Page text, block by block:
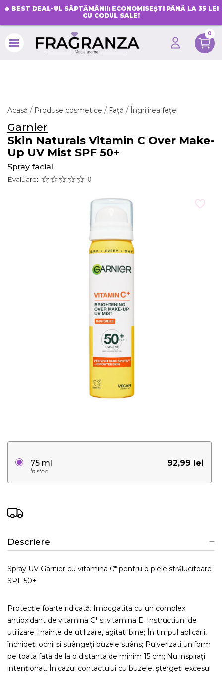
🔥 BEST DEAL-UL SĂPTĂMÂNII: ECONOMISEȘTI PÂNĂ LA 35 LEI
CU CODUL SALE!
0
Acasă Produse cosmetice Față Îngrijirea feței
Garnier
Skin Naturals Vitamin C Over Make-
Up UV Mist SPF 50+
Spray facial
Evaluare: 0
92,99 lei
75 ml
În stoc
Descriere
Spray UV Garnier cu vitamina C* pentru o piele strălucitoare
SPF 50+
Protecție foarte ridicată. Imbogatita cu un complex
antioxidant de vitamina C* si vitamina E. Instructiuni de
utilizare: Inainte de utilizare, agitati bine; În timpul aplicării,
închideți ochii și strângeți buzele strâns; Pulverizati uniform
pe toata fata de la o distanta de minim 15 cm; Nu inspirați
intenționat. În cazul contactului cu buzele, ștergeți excesul